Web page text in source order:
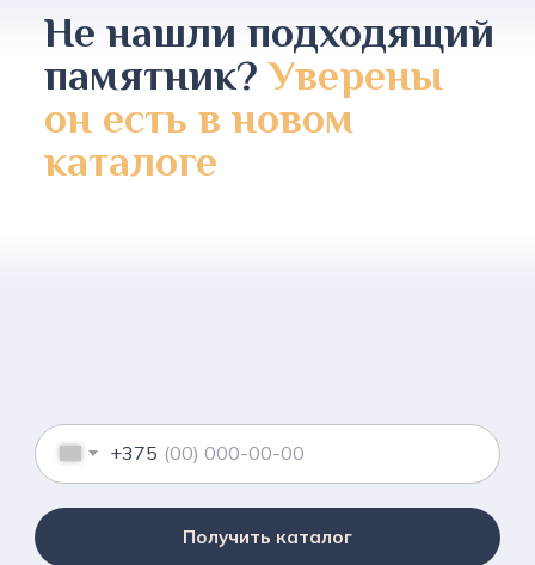
Не нашли подходящий
памятник?Уверены
он есть в новом
каталоге
+375
Получить каталог